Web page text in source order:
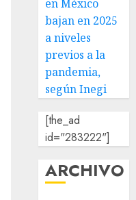
en México
bajan en 2025
a niveles
previos a la
pandemia,
según Inegi
[the_ad
id="283222"]
ARCHIVO